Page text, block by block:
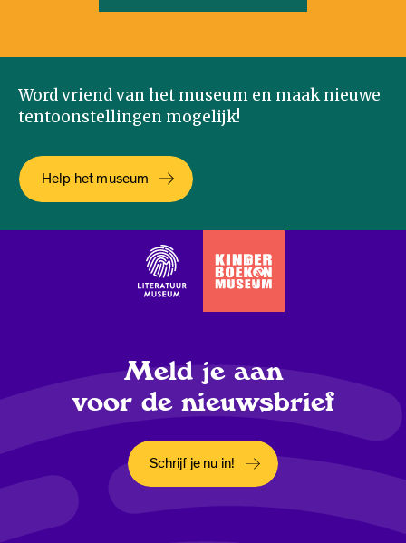
Word vriend van het museum en maak nieuwe
tentoonstellingen mogelijk!
Help het museum
Meld je aan
voor de nieuwsbrief
Opent in een nieuw tabblad
Schrijf je nu in!